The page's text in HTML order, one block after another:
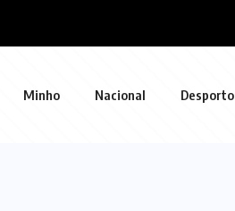
Minho Nacional Desporto